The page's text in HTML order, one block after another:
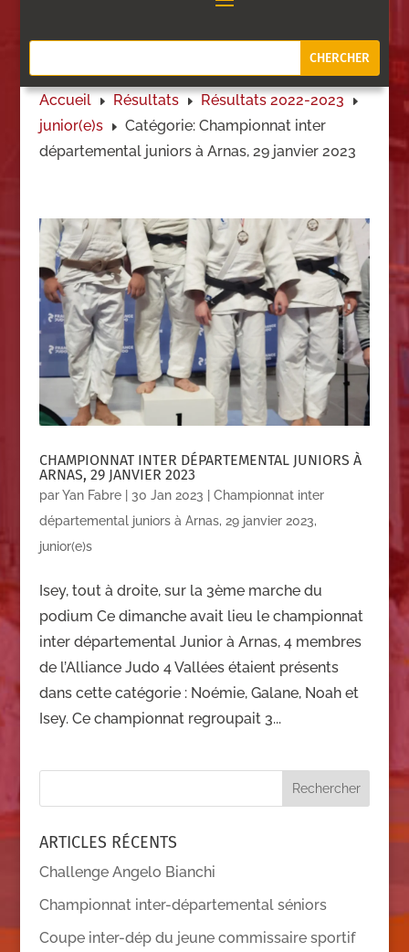
Accueil E Résultats E Résultats 2022-2023 E
junior(e)s E Catégorie: Championnat inter
départemental juniors à Arnas, 29 janvier 2023
CHAMPIONNAT INTER DÉPARTEMENTAL JUNIORS À
ARNAS, 29 JANVIER 2023
parYan Fabre| 30 Jan 2023
Championnat inter
départemental juniors à Arnas, 29 janvier 2023,
junior(e)s
Isey, tout à droite, sur la 3ème marche du
podium Ce dimanche avait lieu le championnat
inter départemental Junior à Arnas, 4 membres
de l’Alliance Judo 4 Vallées étaient présents
dans cette catégorie : Noémie, Galane, Noah et
Isey. Ce championnat regroupait 3...
ARTICLES RÉCENTS
Challenge Angelo Bianchi
Championnat inter-départemental séniors
Coupe inter-dép du jeune commissaire sportif